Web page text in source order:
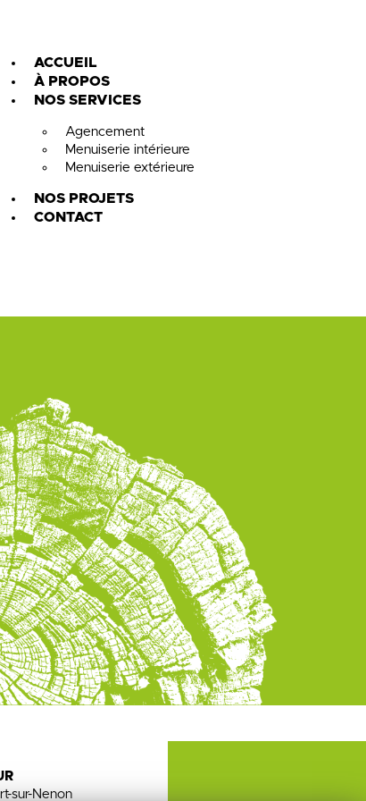
ACCUEIL
À PROPOS
NOS SERVICES
Agencement
Menuiserie intérieure
Menuiserie extérieure
NOS PROJETS
CONTACT
sur-Nenon